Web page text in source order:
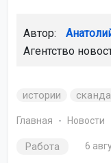
Автор:
Агентство
истории
Главная Новости
Работа 6